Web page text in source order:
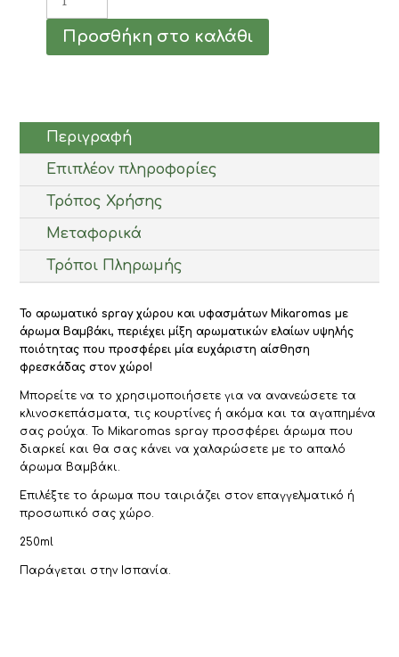
Spray
Χώρου
Βαμβάκι
Προσθήκη στο καλάθι
Περιγραφή
Επιπλέον πληροφορίες
Τρόπος Χρήσης
Μεταφορικά
Τρόποι Πληρωμής
Το αρωματικό spray χώρου και υφασμάτων Mikaromas με
άρωμα Βαμβάκι, περιέχει μίξη αρωματικών ελαίων υψηλής
ποιότητας που προσφέρει μία ευχάριστη αίσθηση
φρεσκάδας στον χώρο!
Μπορείτε να το χρησιμοποιήσετε για να ανανεώσετε τα
κλινοσκεπάσματα, τις κουρτίνες ή ακόμα και τα αγαπημένα
σας ρούχα. Το Mikaromas spray προσφέρει άρωμα που
διαρκεί και θα σας κάνει να χαλαρώσετε με το απαλό
άρωμα Βαμβάκι.
Επιλέξτε το άρωμα που ταιριάζει στον επαγγελματικό ή
προσωπικό σας χώρο.
250ml
Παράγεται στην Ισπανία.